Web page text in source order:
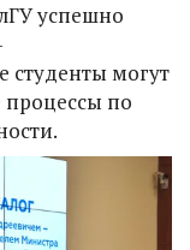
успешно
студенты могут
процессы по